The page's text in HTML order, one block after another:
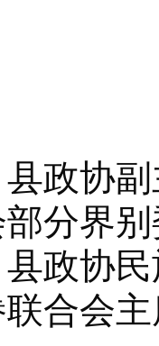
协副
分界
政协
合会